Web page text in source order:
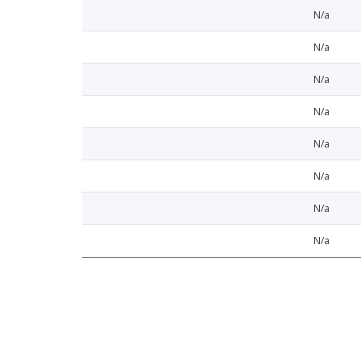
N/a
N/a
N/a
N/a
N/a
N/a
N/a
N/a